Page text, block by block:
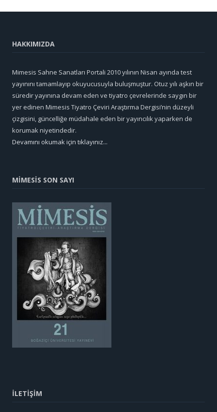
HAKKIMIZDA
Mimesis Sahne Sanatları Portali 2010 yılının Nisan ayında test
yayınını tamamlayıp okuyucusuyla buluşmuştur. Otuz yılı aşkın bir
süredir yayınına devam eden ve tiyatro çevrelerinde saygın bir
yer edinen Mimesis Tiyatro Çeviri Araştırma Dergisi’nin düzeyli
çizgisini, güncelliğe müdahale eden bir yayıncılık yaparken de
korumak niyetindedir.
Devamını okumak için tıklayınız...
MİMESİS SON SAYI
İLETİŞİM